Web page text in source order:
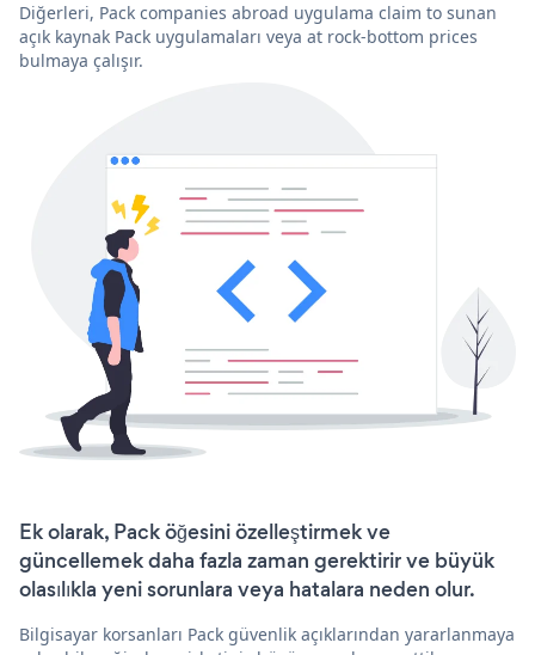
Diğerleri, Pack companies abroad uygulama claim to sunan
açık kaynak Pack uygulamaları veya at rock-bottom prices
bulmaya çalışır.
Ek olarak, Pack öğesini özelleştirmek ve
güncellemek daha fazla zaman gerektirir ve büyük
olasılıkla yeni sorunlara veya hatalara neden olur.
Bilgisayar korsanları Pack güvenlik açıklarından yararlanmaya